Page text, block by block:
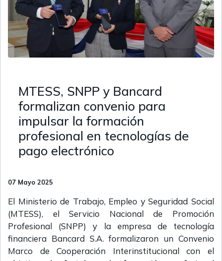
MTESS, SNPP y Bancard
formalizan convenio para
impulsar la formación
profesional en tecnologías de
pago electrónico
07 Mayo 2025
El Ministerio de Trabajo, Empleo y Seguridad Social
(MTESS), el Servicio Nacional de Promoción
Profesional (SNPP) y la empresa de tecnología
financiera Bancard S.A. formalizaron un Convenio
Marco de Cooperación Interinstitucional con el